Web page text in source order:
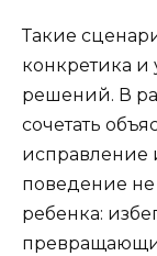
Такие
конкретика и
решений. В
сочетать
исправление
поведение
ребенка: